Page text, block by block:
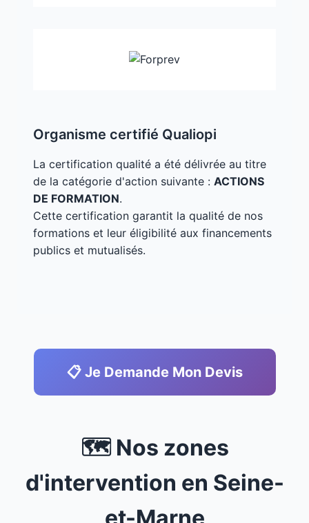
Organisme certifié Qualiopi
La certification qualité a été délivrée au titre
de la catégorie d'action suivante : ACTIONS
DE FORMATION.
Cette certification garantit la qualité de nos
formations et leur éligibilité aux financements
publics et mutualisés.
📋 Je Demande Mon Devis
🗺️ Nos zones
d'intervention en Seine-
et-Marne